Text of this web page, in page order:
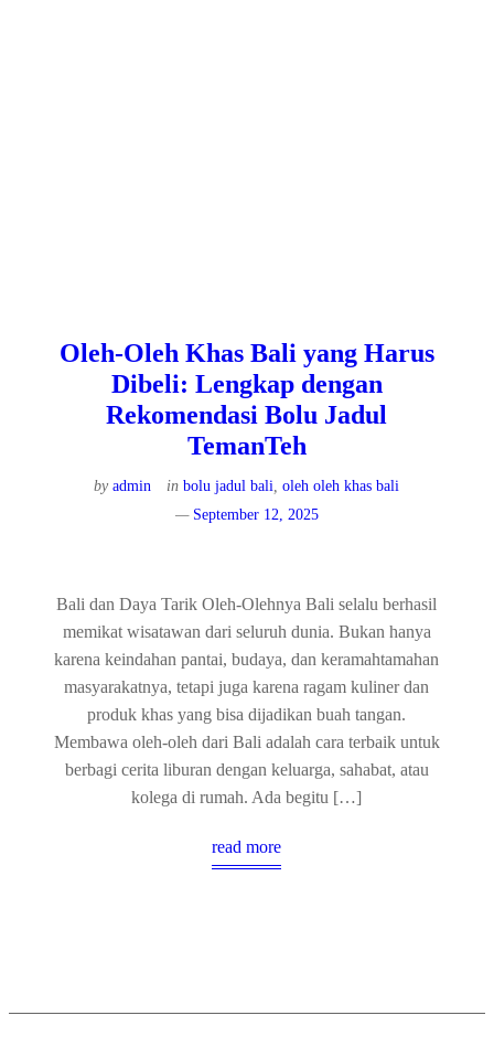
Oleh-Oleh Khas Bali yang Harus
Dibeli: Lengkap dengan
Rekomendasi Bolu Jadul
TemanTeh
byadmin inbolu jadul bali ,oleh oleh khas bali
September 12, 2025
Bali dan Daya Tarik Oleh-Olehnya Bali selalu berhasil
memikat wisatawan dari seluruh dunia. Bukan hanya
karena keindahan pantai, budaya, dan keramahtamahan
masyarakatnya, tetapi juga karena ragam kuliner dan
produk khas yang bisa dijadikan buah tangan.
Membawa oleh-oleh dari Bali adalah cara terbaik untuk
berbagi cerita liburan dengan keluarga, sahabat, atau
kolega di rumah. Ada begitu […]
read more